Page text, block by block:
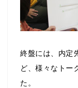
終盤には、内定
ど、様々なトー
た。